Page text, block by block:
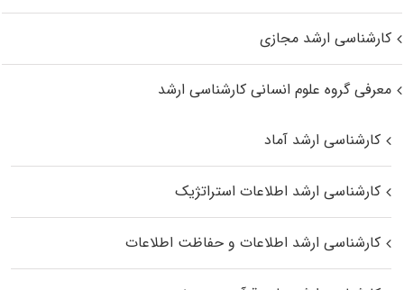
کارشناسی ارشد مجازی
معرفی گروه علوم انسانی کارشناسی ارشد
کارشناسی ارشد آماد
کارشناسی ارشد اطلاعات استراتژیک
کارشناسی ارشد اطلاعات و حفاظت اطلاعات